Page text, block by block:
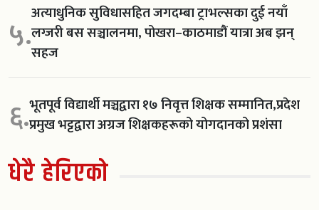
५.अत्याधुनिक सुविधासहित जगदम्बा ट्राभल्सका दुई नयाँ
लग्जरी बस सञ्चालनमा, पोखरा–काठमाडौं यात्रा अब झन्
सहज
६.भूतपूर्व विद्यार्थी मञ्चद्वारा १७ निवृत्त शिक्षक सम्मानित,प्रदेश
प्रमुख भट्टद्वारा अग्रज शिक्षकहरूको योगदानको प्रशंसा
धेरै हेरिएको